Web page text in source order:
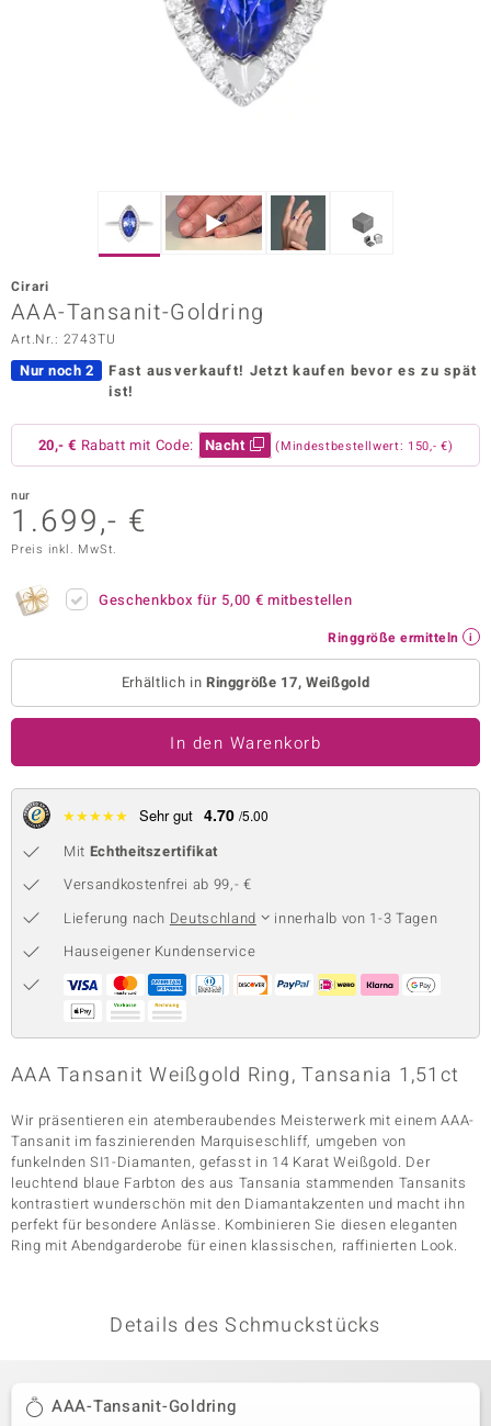
Vogue
Paraíso
Collection
BY DE MELO
Collection
Cirari
AAA-Tansanit-Goldring
Art.Nr.: 2743TU
Nur noch 2 Fast ausverkauft! Jetzt kaufen bevor es zu spät
ist!
20,- € Rabatt mit Code: Nacht (Mindestbestellwert: 150,- €)
nur
1.699,- €
Preis inkl. MwSt.
Geschenkbox für 5,00 € mitbestellen
Ringgröße ermitteln
Erhältlich in Ringgröße 17, Weißgold
In den Warenkorb
★★★★★ Sehr gut 4.70 /5.00
Mit Echtheitszertifikat
Versandkostenfrei ab 99,- €
Lieferung nach Deutschland
innerhalb von 1-3 Tagen
Hauseigener Kundenservice
AAA Tansanit Weißgold Ring, Tansania 1,51ct
Wir präsentieren ein atemberaubendes Meisterwerk mit einem AAA-
Tansanit im faszinierenden Marquiseschliff, umgeben von
funkelnden SI1-Diamanten, gefasst in 14 Karat Weißgold. Der
leuchtend blaue Farbton des aus Tansania stammenden Tansanits
kontrastiert wunderschön mit den Diamantakzenten und macht ihn
perfekt für besondere Anlässe. Kombinieren Sie diesen eleganten
Ring mit Abendgarderobe für einen klassischen, raffinierten Look.
Details des Schmuckstücks
AAA-Tansanit-Goldring